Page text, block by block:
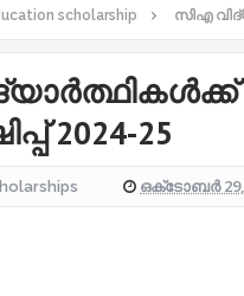
scholarship സിഎ
2024-25
ഒക്‌ടോബർ 29,